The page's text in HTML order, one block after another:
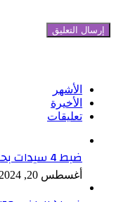
الأشهر
الأخيرة
تعليقات
ضبط 4 سيدات بحوزتهم 19 كيلو لعقار الكبتاجون المخدر
أغسطس 20, 2024